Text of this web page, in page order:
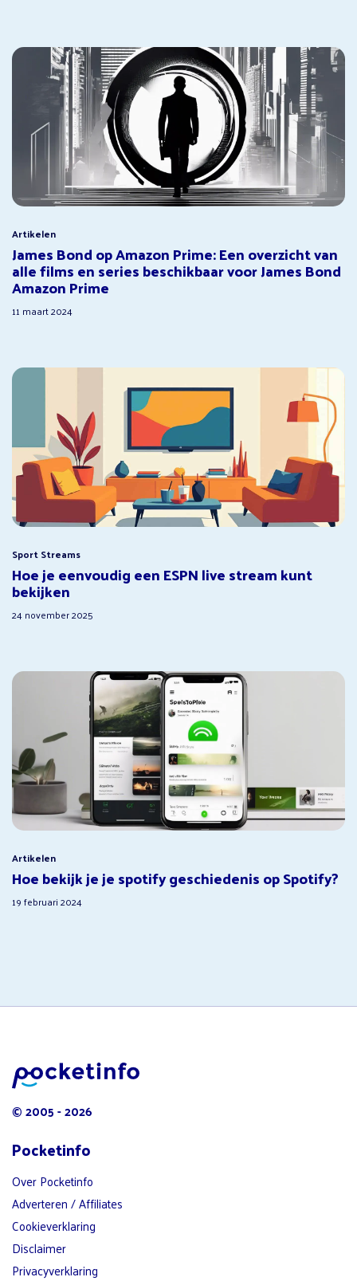
Artikelen
James Bond op Amazon Prime: Een overzicht van
alle films en series beschikbaar voor James Bond
Amazon Prime
11 maart 2024
Sport Streams
Hoe je eenvoudig een ESPN live stream kunt
bekijken
24 november 2025
Artikelen
Hoe bekijk je je spotify geschiedenis op Spotify?
19 februari 2024
© 2005 - 2026
Pocketinfo
Over Pocketinfo
Adverteren / Affiliates
Cookieverklaring
Disclaimer
Privacyverklaring